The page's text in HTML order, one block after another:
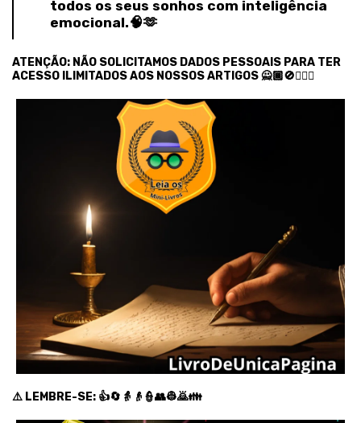
todos os seus sonhos com inteligência
emocional.🧠🫶
ATENÇÃO: NÃO SOLICITAMOS DADOS PESSOAIS PARA TER
ACESSO ILIMITADOS AOS NOSSOS ARTIGOS 🙅🏾🚫🙅🏿‍♂️
⚠️ LEMBRE-SE: 👍🔄👵👴👮👥👷🙇👪